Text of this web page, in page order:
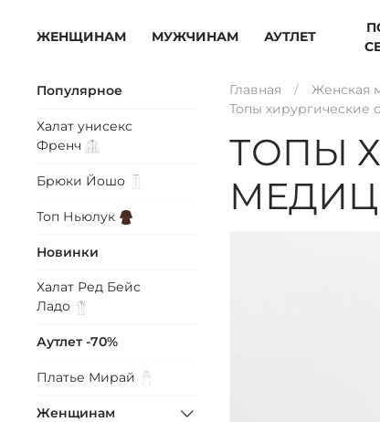
ЖЕНЩИНАМ МУЖЧИНАМ АУТЛЕТ
Главная Женская
Топы хирургические
ТОПЫ
Популярное
Халат унисекс
Френч
Брюки Йошо
Топ Ньюлук
Новинки
Халат Ред Бейс
Ладо
Аутлет -70%
Платье Мирай
Женщинам